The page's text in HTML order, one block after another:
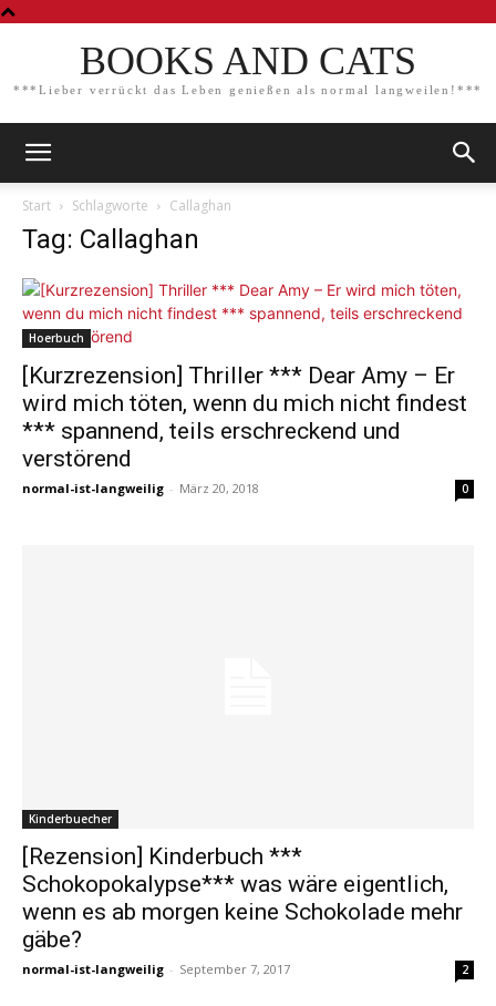
BOOKS AND CATS
***Lieber verrückt das Leben genießen als normal langweilen!***
Start Schlagworte Callaghan
Tag: Callaghan
Hoerbuch
[Kurzrezension] Thriller *** Dear Amy – Er
wird mich töten, wenn du mich nicht findest
*** spannend, teils erschreckend und
verstörend
normal-ist-langweilig - März 20, 2018 0
Kinderbuecher
[Rezension] Kinderbuch ***
Schokopokalypse*** was wäre eigentlich,
wenn es ab morgen keine Schokolade mehr
gäbe?
normal-ist-langweilig - September 7, 2017 2